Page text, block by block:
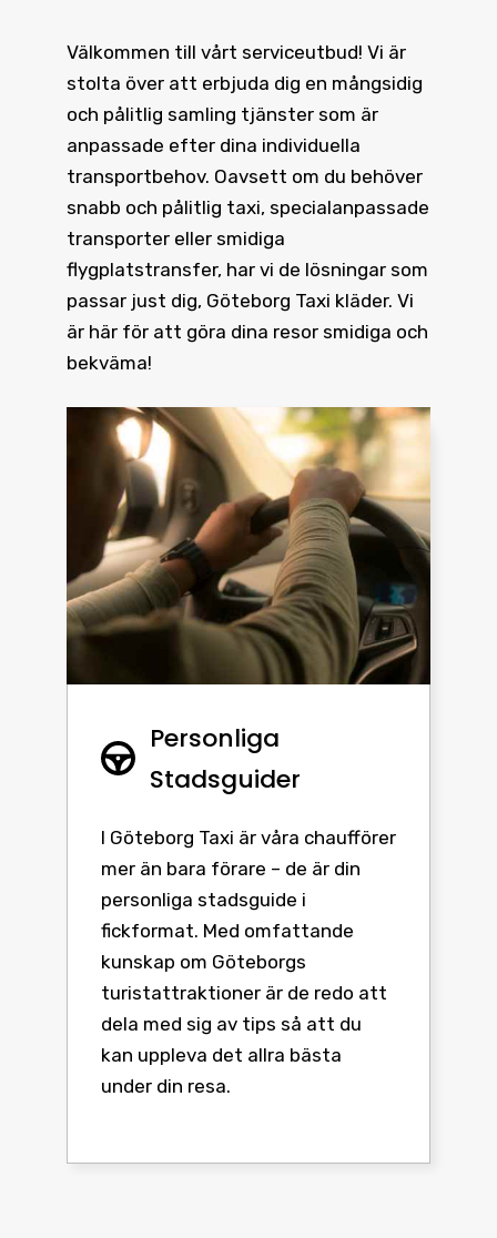
Välkommen till vårt serviceutbud! Vi är
stolta över att erbjuda dig en mångsidig
och pålitlig samling tjänster som är
anpassade efter dina individuella
transportbehov. Oavsett om du behöver
snabb och pålitlig taxi, specialanpassade
transporter eller smidiga
flygplatstransfer, har vi de lösningar som
passar just dig, Göteborg Taxi kläder. Vi
är här för att göra dina resor smidiga och
bekväma!
Personliga
Stadsguider
I Göteborg Taxi är våra chaufförer
mer än bara förare – de är din
personliga stadsguide i
fickformat. Med omfattande
kunskap om Göteborgs
turistattraktioner är de redo att
dela med sig av tips så att du
kan uppleva det allra bästa
under din resa.